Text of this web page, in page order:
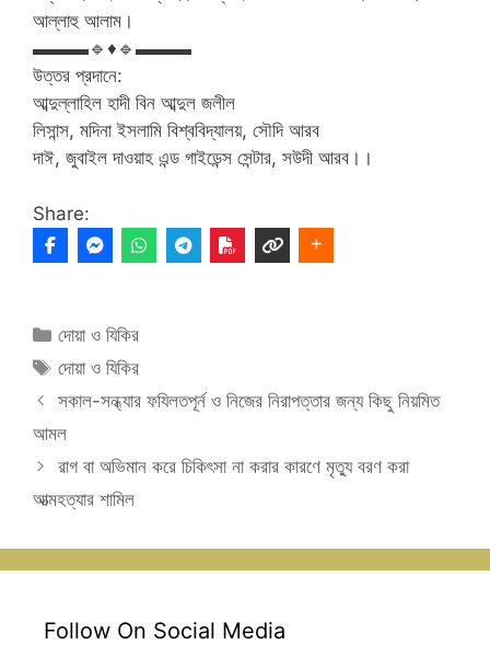
আল্লাহু আলাম।
▬▬▬🔹♦🔹▬▬▬
উত্তর প্রদানে:
আব্দুল্লাহিল হাদী বিন আব্দুল জলীল
লিসান্স, মদিনা ইসলামি বিশ্ববিদ্যালয়, সৌদি আরব
দাঈ, জুবাইল দাওয়াহ এন্ড গাইডেন্স সেন্টার, সউদী আরব।।
Share:
Categories
দোয়া ও যিকির
Tags
দোয়া ও যিকির
সকাল-সন্ধ্যার ফযিলতপূর্ন ও নিজের নিরাপত্তার জন্য কিছু নিয়মিত
আমল
রাগ বা অভিমান করে চিকিৎসা না করার কারণে মৃত্যু বরণ করা
আত্মহত্যার শামিল
Follow On Social Media